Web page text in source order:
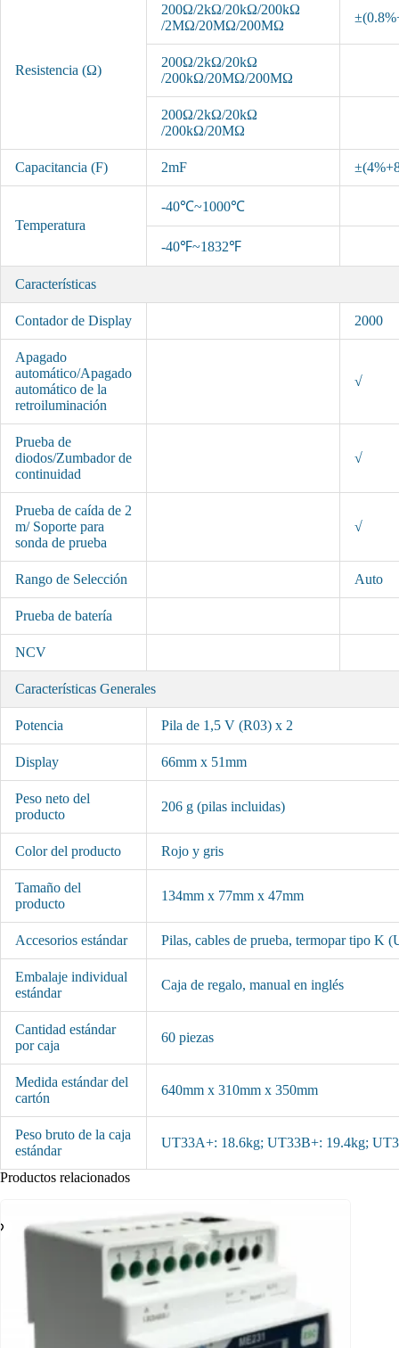
Resistencia (Ω)
200Ω/2kΩ/20kΩ/200kΩ
/2MΩ/20MΩ/200MΩ
200Ω/2kΩ/20kΩ
/200kΩ/20MΩ/200MΩ
200Ω/2kΩ/20kΩ
/200kΩ/20MΩ
Capacitancia (F) 2mF
Temperatura
-40℃~1000℃
-40℉~1832℉
Características
Contador de Display 2000
Apagado
automático/Apagado
automático de la
retroiluminación
√
Prueba de
diodos/Zumbador de
continuidad
√
Prueba de caída de 2
m/ Soporte para
sonda de prueba
√
Rango de Selección Auto
Prueba de batería
NCV
Características Generales
Potencia Pila de 1,5 V (R03) x 2
Display 66mm x 51mm
Peso neto del
producto
206 g (pilas incluidas)
Color del producto Rojo y gris
Tamaño del
producto
134mm x 77mm x 47mm
Accesorios estándar Pilas, cables de prueba, termopar tipo K
Embalaje individual
estándar
Caja de regalo, manual en inglés
Cantidad estándar
por caja
60 piezas
Medida estándar del
cartón
640mm x 310mm x 350mm
Peso bruto de la caja
estándar
UT33A+: 18.6kg; UT33B+: 19.4kg;
Productos relacionados